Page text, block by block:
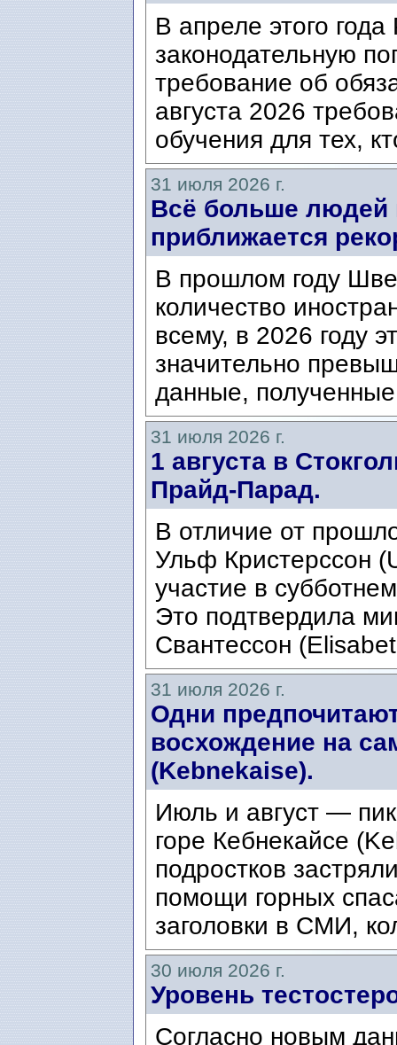
В апреле этого
законодательную
требование об
августа 2026
обучения для тех,
31 июля 2026 г.
Всё больше
приближается
В прошлом году
количество
всему, в 2026 году
значительно
данные,
31 июля 2026 г.
1 августа в
Прайд-Парад.
В отличие от
Ульф Кристерссон
участие в
Это подтвердила
Свантессон
31 июля 2026 г.
Одни
восхождение на
(Kebnekaise).
Июль и август — пик
горе Кебнекайсе
подростков
помощи горных
заголовки в СМИ,
30 июля 2026 г.
Уровень
Согласно новым